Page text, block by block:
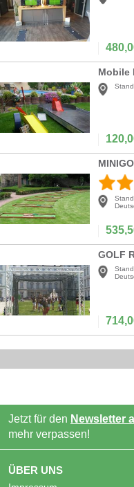
Mobile
Jetzt für den Newsletter
mehr verpassen!
ÜBER UNS